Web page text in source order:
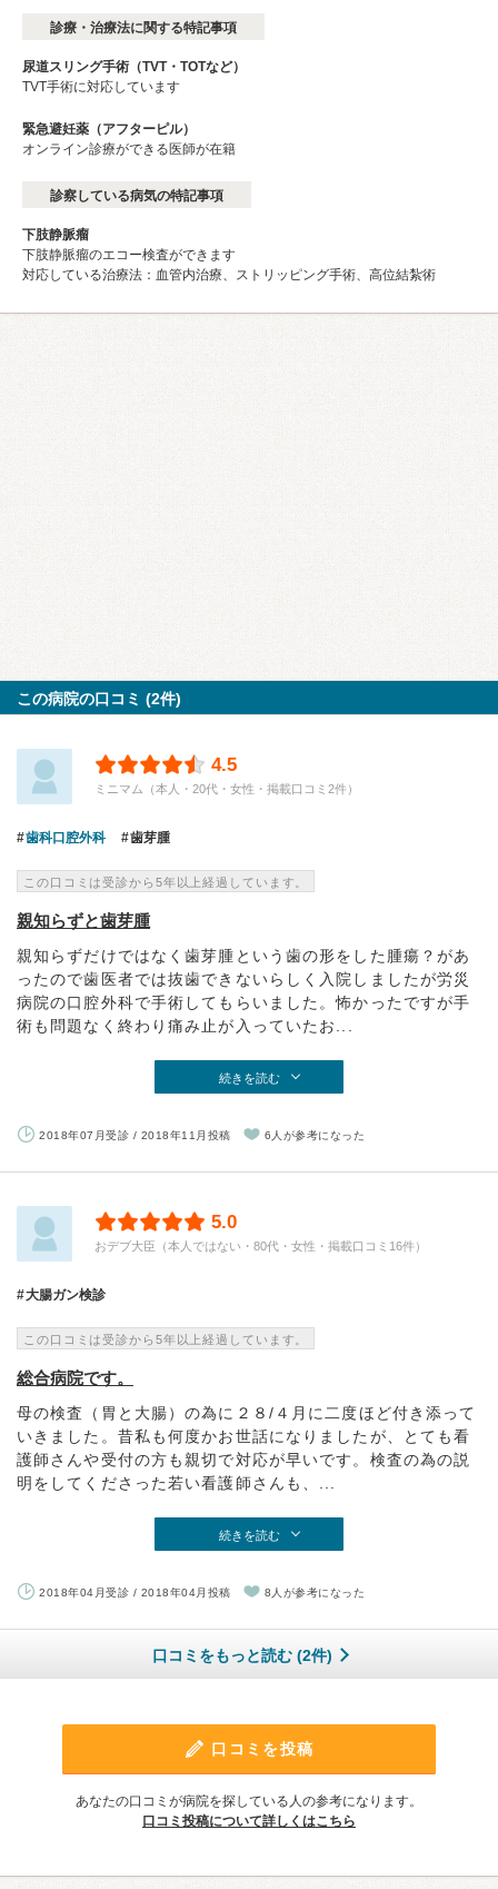
診療・治療法に関する特記事項
尿道スリング手術（TVT・TOTなど）
TVT手術に対応しています
緊急避妊薬（アフターピル）
オンライン診療ができる医師が在籍
診察している病気の特記事項
下肢静脈瘤
下肢静脈瘤のエコー検査ができます
対応している治療法：血管内治療、ストリッピング手術、高位結紮術
この病院の口コミ (2件)
4.5
ミニマム（本人・20代・女性・掲載口コミ2件）
歯科口腔外科 歯芽腫
この口コミは受診から5年以上経過しています。
親知らずと歯芽腫
親知らずだけではなく歯芽腫という歯の形をした腫瘍？があ
ったので歯医者では抜歯できないらしく入院しましたが労災
病院の口腔外科で手術してもらいました。怖かったですが手
術も問題なく終わり痛み止が入っていたお...
続きを読む
2018年07月受診 / 2018年11月投稿 6人が参考になった
5.0
おデブ大臣（本人ではない・80代・女性・掲載口コミ16件）
大腸ガン検診
この口コミは受診から5年以上経過しています。
総合病院です。
母の検査（胃と大腸）の為に２８/４月に二度ほど付き添って
いきました。昔私も何度かお世話になりましたが、とても看
護師さんや受付の方も親切で対応が早いです。検査の為の説
明をしてくださった若い看護師さんも、...
続きを読む
2018年04月受診 / 2018年04月投稿 8人が参考になった
口コミをもっと読む (2件)
口コミを投稿
あなたの口コミが病院を探している人の参考になります。
口コミ投稿について詳しくはこちら